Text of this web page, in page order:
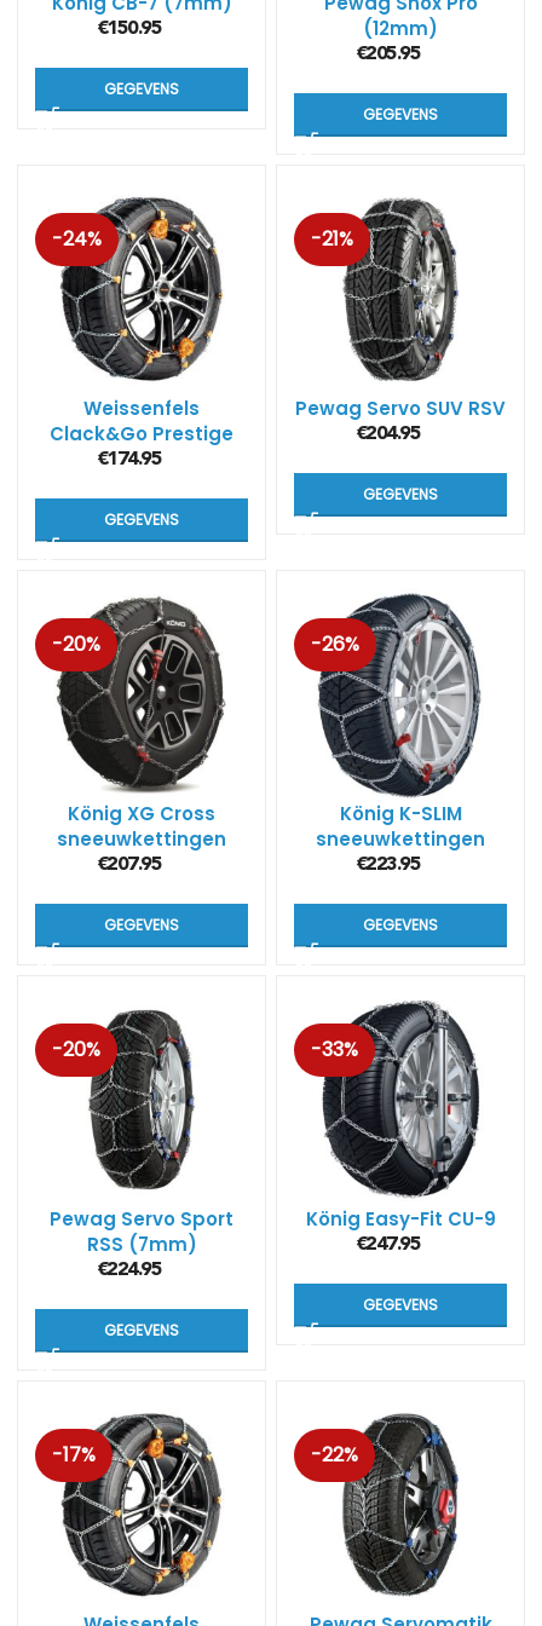
€150.95
GEGEVENS
(12mm)
€205.95
GEGEVENS
-24%
Weissenfels
Clack&Go Prestige
(M44)
€174.95
GEGEVENS
-21%
Pewag Servo SUV RSV
€204.95
GEGEVENS
-20%
König XG Cross
sneeuwkettingen
€207.95
GEGEVENS
-26%
König K-SLIM
sneeuwkettingen
€223.95
GEGEVENS
-20%
Pewag Servo Sport
RSS (7mm)
€224.95
GEGEVENS
-33%
König Easy-Fit CU-9
€247.95
GEGEVENS
-17% -22%